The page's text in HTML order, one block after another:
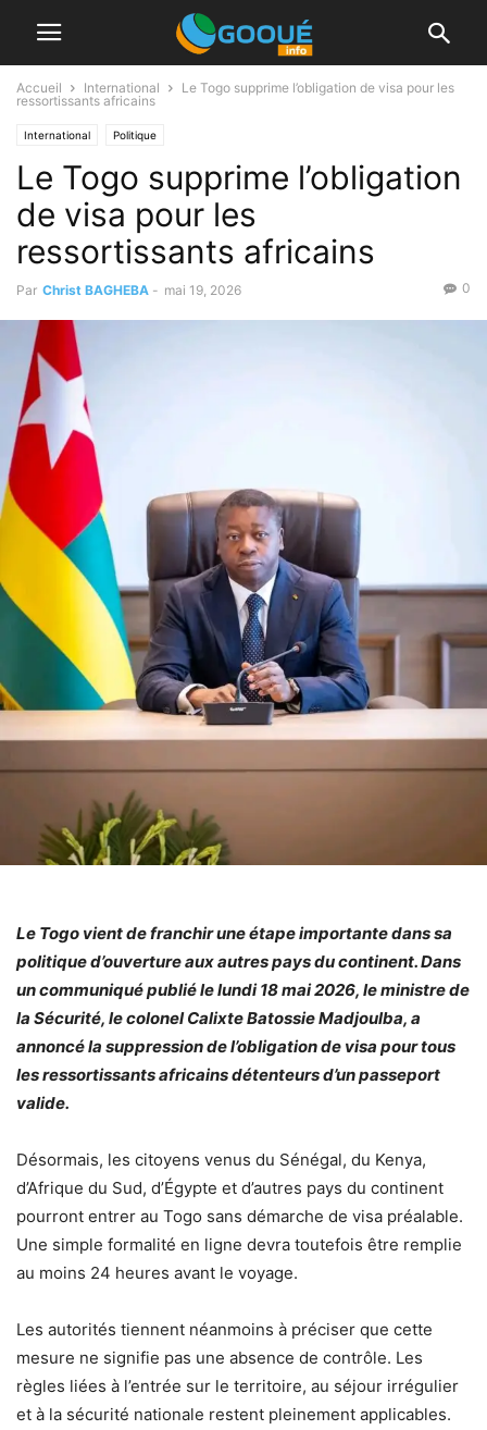
Accueil International
Le Togo supprime l’obligation de visa pour les
ressortissants africains
International Politique
Le Togo supprime l’obligation
de visa pour les
ressortissants africains
Par Christ BAGHEBA - mai 19, 2026 0
Le Togo vient de franchir une étape importante dans sa
politique d’ouverture aux autres pays du continent. Dans
un communiqué publié le lundi 18 mai 2026, le ministre de
la Sécurité, le colonel Calixte Batossie Madjoulba, a
annoncé la suppression de l’obligation de visa pour tous
les ressortissants africains détenteurs d’un passeport
valide.
Désormais, les citoyens venus du Sénégal, du Kenya,
d’Afrique du Sud, d’Égypte et d’autres pays du continent
pourront entrer au Togo sans démarche de visa préalable.
Une simple formalité en ligne devra toutefois être remplie
au moins 24 heures avant le voyage.
Les autorités tiennent néanmoins à préciser que cette
mesure ne signifie pas une absence de contrôle. Les
règles liées à l’entrée sur le territoire, au séjour irrégulier
et à la sécurité nationale restent pleinement applicables.